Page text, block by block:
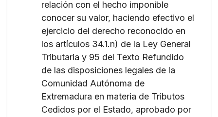
relación con el hecho imponible
conocer su valor, haciendo efectivo el
ejercicio del derecho reconocido en
los artículos 34.1.n) de la Ley General
Tributaria y 95 del Texto Refundido
de las disposiciones legales de la
Comunidad Autónoma de
Extremadura en materia de Tributos
Cedidos por el Estado, aprobado por